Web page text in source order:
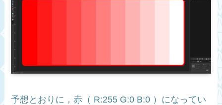
予想とおりに，赤（ R:255 G:0 B:0 ）になってい